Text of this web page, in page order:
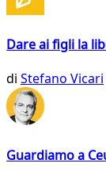
Dare ai figli la
di Stefano Vicari
Guardiamo a